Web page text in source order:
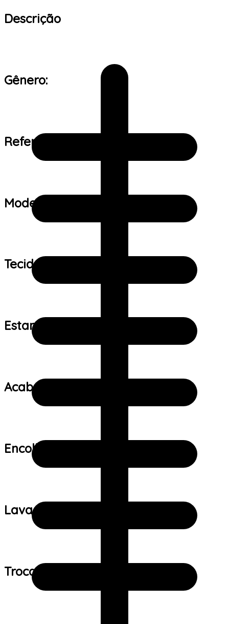
Descrição
Gênero:
Referência de tamanho:
Modelo:
Tecido:
Estampa:
Acabamento:
Encolhimento:
Lavagem:
Trocas e devoluções: